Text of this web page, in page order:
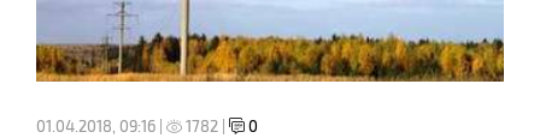
01.04.2018, 09:16 | 1782 | 0